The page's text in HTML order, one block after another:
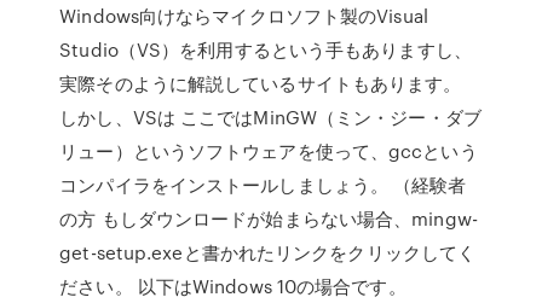
Windows向けならマイクロソフト製のVisual
Studio（VS）を利用するという手もありますし、
実際そのように解説しているサイトもあります。
しかし、VSは ここではMinGW（ミン・ジー・ダブ
リュー）というソフトウェアを使って、gccという
コンパイラをインストールしましょう。 （経験者
の方 もしダウンロードが始まらない場合、mingw-
get-setup.exeと書かれたリンクをクリックしてく
ださい。 以下はWindows 10の場合です。